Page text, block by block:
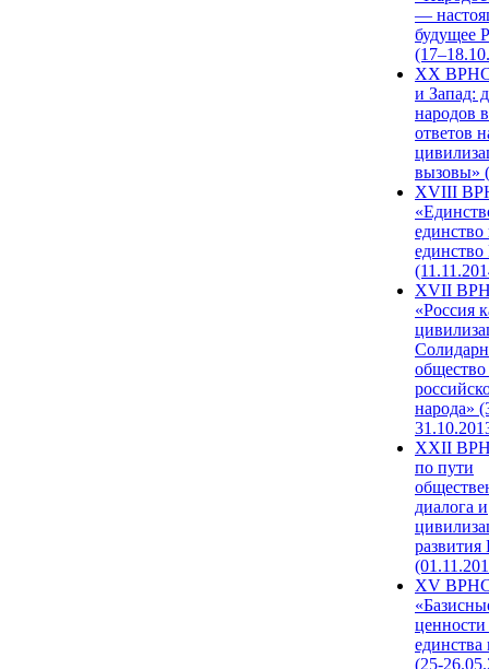
—
будущее
XX ВРНС
и Запад:
народов
ответов
вызовы»
XVIII
единство
единство
XVII
«Россия
народа»
XXII
по пути
диалога и
развития
XV
единства
(25-